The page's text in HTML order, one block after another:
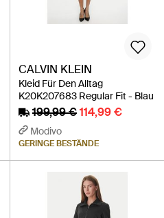
CALVIN KLEIN
Kleid Für Den Alltag
K20K207683 Regular Fit - Blau
199,99 €114,99 €
Modivo
GERINGE BESTÄNDE